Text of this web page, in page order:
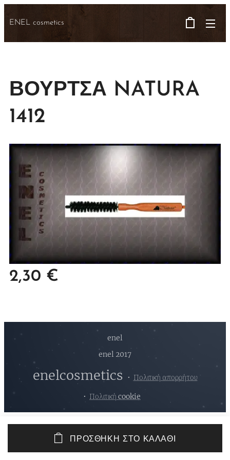
ENEL cosmetics
ΒΟΥΡΤΣΑ NATURA
1412
2,30 €
ΠΡΟΣΘΉΚΗ ΣΤΟ ΚΑΛΆΘΙ
enel
enel 2017
enelcosmetics Πολιτική απορρήτου
Πολιτική cookie